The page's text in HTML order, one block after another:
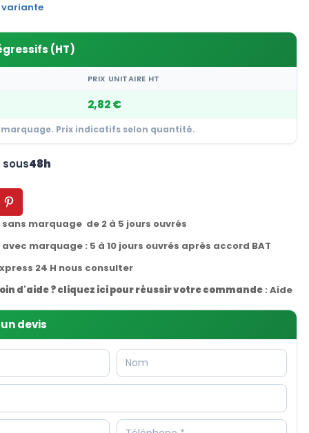
variante
(HT)
PRIX UNITAIRE HT
2,82 €
marquage. Prix indicatifs selon quantité.
48h
marquage de 2 à 5 jours ouvrés
marquage : 5 à 10 jours ouvrés après accord BAT
24 H nous consulter
d'aide ? cliquez ici pour réussir votre commande: Aide
devis